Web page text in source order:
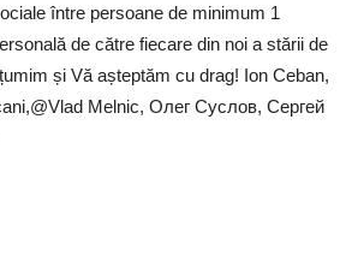
între persoane de minimum 1
de către fiecare din noi a stării de
și Vă așteptăm cu drag! Ion Ceban,
Melnic, Олег Суслов, Сергей